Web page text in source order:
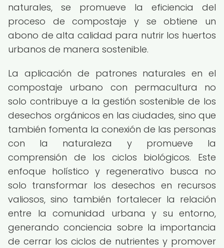
naturales, se promueve la eficiencia del
proceso de compostaje y se obtiene un
abono de alta calidad para nutrir los huertos
urbanos de manera sostenible.
La aplicación de patrones naturales en el
compostaje urbano con permacultura no
solo contribuye a la gestión sostenible de los
desechos orgánicos en las ciudades, sino que
también fomenta la conexión de las personas
con la naturaleza y promueve la
comprensión de los ciclos biológicos. Este
enfoque holístico y regenerativo busca no
solo transformar los desechos en recursos
valiosos, sino también fortalecer la relación
entre la comunidad urbana y su entorno,
generando conciencia sobre la importancia
de cerrar los ciclos de nutrientes y promover